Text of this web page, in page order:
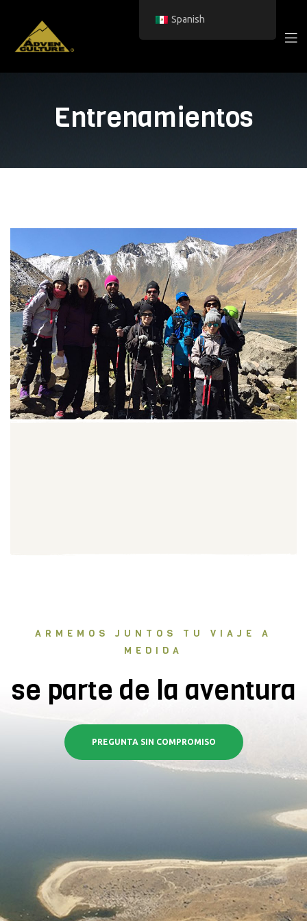
Entrenamientos
ARMEMOS JUNTOS TU VIAJE A
MEDIDA
se parte de la aventura
PREGUNTA SIN COMPROMISO
Spanish